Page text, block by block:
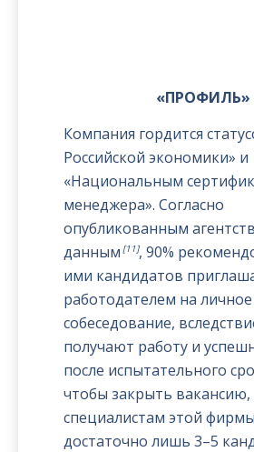
«ПРОФИЛЬ»
Компания гордится
Российской экономики» и
«Национальным
менеджера». Согласно
опубликованным
данным [11], 90%
ими кандидатов
работодателем на личное
собеседование,
получают работу и
после испытательного
чтобы закрыть вакансию,
специалистам этой фирмы
достаточно лишь 3–5